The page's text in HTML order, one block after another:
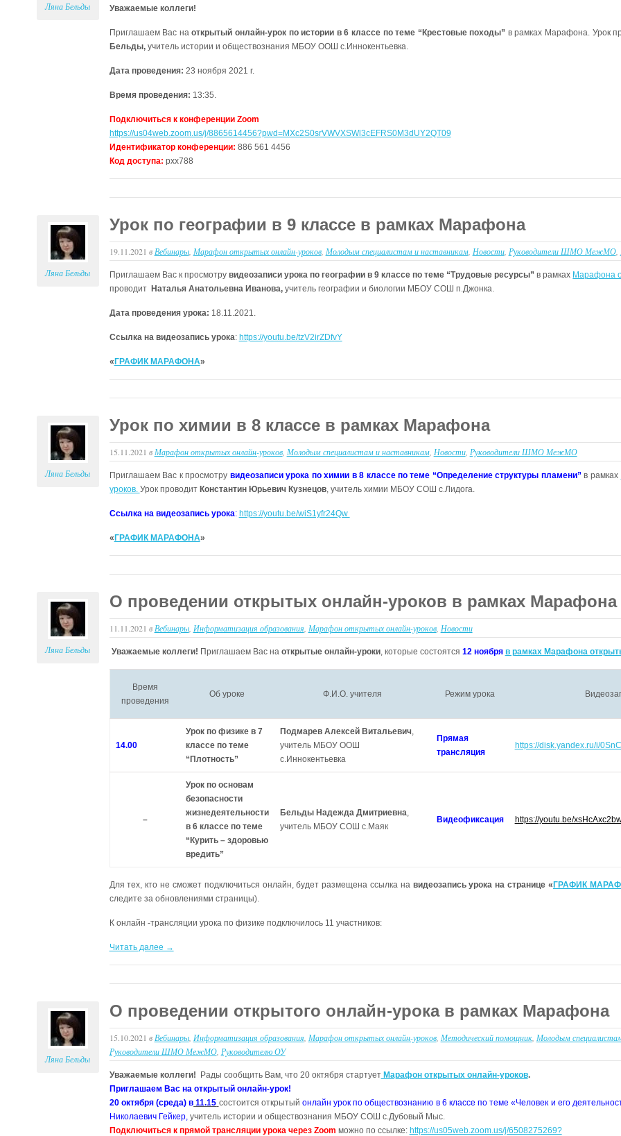
Ляна Бельды Уважаемые коллеги!
Приглашаем Вас наоткрытый онлайн-урок по истории в 6 классе по теме “Крестовые походы” в рамках Марафона. Урок
Бельды,учитель истории и обществознания МБОУ ООШ с.Иннокентьевка.
Дата проведения: 23 ноября 2021 г.
Время проведения: 13:35.
Подключиться к конференции Zoom
https://us04web.zoom.us/j/8865614456?pwd=MXc2S0srVWVXSWl3cEFRS0M3dUY2QT09
Идентификатор конференции: 886 561 4456
Код доступа: pxx788
Ляна Бельды
Урок по географии в 9 классе в рамках Марафона
19.11.2021 в Вебинары, Марафон открытых онлайн-уроков, Молодым специалистам и наставникам, Новости, Руководители ШМО МежМО,
Приглашаем Вас к просмотру видеозаписи урока по географии в 9 классе по теме “Трудовые ресурсы” в рамках Марафона
проводит Наталья Анатольевна Иванова,учитель географии и биологии МБОУ СОШ п.Джонка.
Дата проведения урока: 18.11.2021.
Ссылка на видеозапись урока: https://youtu.be/tzV2irZDfvY
« ГРАФИК МАРАФОНА»
Ляна Бельды
Урок по химии в 8 классе в рамках Марафона
15.11.2021 в Марафон открытых онлайн-уроков, Молодым специалистам и наставникам, Новости, Руководители ШМО МежМО
Приглашаем Вас к просмотру видеозаписи урока по химии в 8 классе по теме “Определение структуры пламени”в рамках
уроков. Урок проводит Константин Юрьевич Кузнецов, учитель химии МБОУ СОШ с.Лидога.
Ссылка на видеозапись урока: https://youtu.be/wiS1yfr24Qw
« ГРАФИК МАРАФОНА»
Ляна Бельды
О проведении открытых онлайн-уроков в рамках Марафона
11.11.2021 в Вебинары, Информатизация образования Марафон открытых онлайн-уроков, Новости
Уважаемые коллеги! Приглашаем Вас на открытые онлайн-уроки, которые состоятся 12 ноября в рамках Марафона
Время
проведения
Об уроке Ф.И.О. учителя Режим урока
14.00
Урок по физике в 7
классе по теме
“Плотность”
Подмарев Алексей Витальевич,
учитель МБОУ ООШ
с.Иннокентьевка
Прямая
трансляция
https://disk.yandex.ru/i/
–
Урок по основам
безопасности
жизнедеятельности
в 6 классе по теме
“Курить – здоровью
вредить”
Бельды Надежда Дмитриевна,
учитель МБОУ СОШ с.Маяк
Видеофиксация https://youtu.be/
Для тех, кто не сможет подключиться онлайн, будет размещена ссылка навидеозапись урока на странице « ГРАФИК
следите за обновлениями страницы).
К онлайн -трансляции урока по физике подключилось 11 участников:
Читать далее →
Ляна Бельды
О проведении открытого онлайн-урока в рамках Марафона
15.10.2021 в Вебинары, Информатизация образования Марафон открытых онлайн-уроков, Методический помощник, Молодым
Руководители ШМО МежМО, Руководителю ОУ
Уважаемые коллеги! Рады сообщить Вам, что 20 октября стартуетМарафон открытых онлайн-уроков.
Приглашаем Вас на открытый онлайн-урок!
20 октября (среда) в 11.15 состоится открытый онлайн урок по обществознанию в 6 классе по теме «Человек и его
Николаевич Гейкер,учитель истории и обществознания МБОУ СОШ с.Дубовый Мыс.
Подключиться к прямой трансляции урока через Zoom можно по ссылке: https://us05web.zoom.us/j/6508275269?